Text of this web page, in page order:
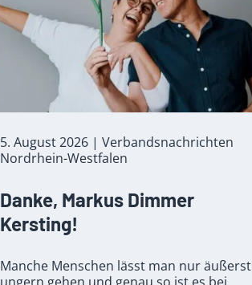
5. August 2026 | Verbandsnachrichten
Nordrhein-Westfalen
Danke, Markus Dimmer
Kersting!
Manche Menschen lässt man nur äußerst